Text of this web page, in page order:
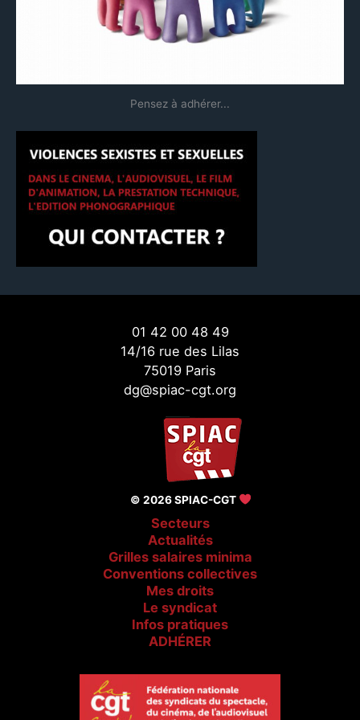
Pensez à adhérer...
01 42 00 48 49
14/16 rue des Lilas
75019 Paris
dg@spiac-cgt.org
© 2026 SPIAC-CGT
Secteurs
Actualités
Grilles salaires minima
Conventions collectives
Mes droits
Le syndicat
Infos pratiques
ADHÉRER